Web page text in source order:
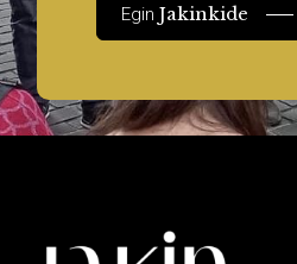
EginJakinkide